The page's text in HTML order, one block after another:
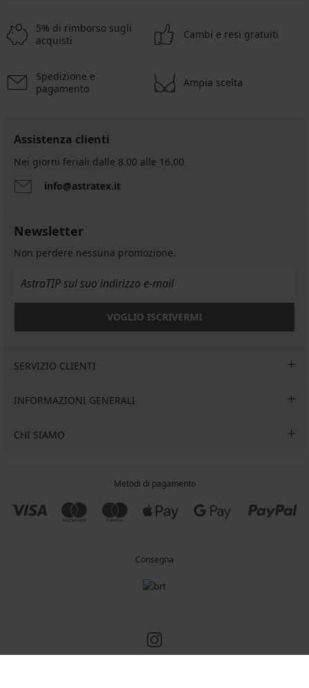
5% di rimborso sugli
acquisti
Cambi e resi gratuiti
Spedizione e
pagamento
Ampia scelta
Assistenza clienti
Nei giorni feriali dalle 8.00 alle 16.00
info@astratex.it
Newsletter
Non perdere nessuna promozione.
VOGLIO ISCRIVERMI
SERVIZIO CLIENTI
INFORMAZIONI GENERALI
CHI SIAMO
Metodi di pagamento
Consegna